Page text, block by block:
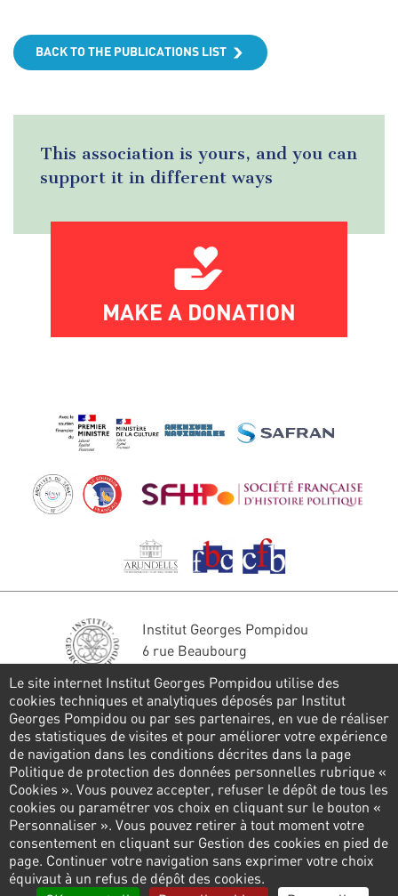
BACK TO THE PUBLICATIONS LIST
This association is yours, and you can
support it in different ways
MAKE A DONATION
Institut Georges Pompidou
6 rue Beaubourg
Tél. : 01 44 78 41 22
Stay in touch
CONTACT FORM
Follow us
Pied
Le site internet Institut Georges Pompidou utilise des
cookies techniques et analytiques déposés par Institut
Georges Pompidou ou par ses partenaires, en vue de réaliser
des statistiques de visites et pour améliorer votre expérience
de navigation dans les conditions décrites dans la page
Politique de protection des données personnelles rubrique «
Cookies ». Vous pouvez accepter, refuser le dépôt de tous les
cookies ou paramétrer vos choix en cliquant sur le bouton «
Personnaliser ». Vous pouvez retirer à tout moment votre
consentement en cliquant sur Gestion des cookies en pied de
page. Continuer votre navigation sans exprimer votre choix
équivaut à un refus de dépôt des cookies.